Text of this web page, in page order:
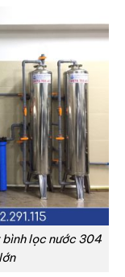
lọc nước 304